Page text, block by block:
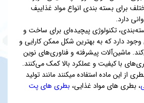
برای بسته بندی انواع مواد غذاییف
دارد.
تکنولوژی پیچیده‌ای برای ساخت و
دارد که به بهترین شکل ممکن کارایی و
ماشین‌آلات پیشرفته و فناوری‌های نوین
با کیفیت و عملکرد بالا کمک می‌کنند.
از این ماده استفاده میکنند مانند تولید
، بطری های مواد غذایی، بطری های پت